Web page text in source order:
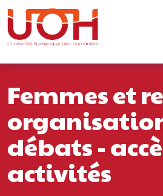
Passer au contenu
Navigation principale
Femmes et
débats -
activités